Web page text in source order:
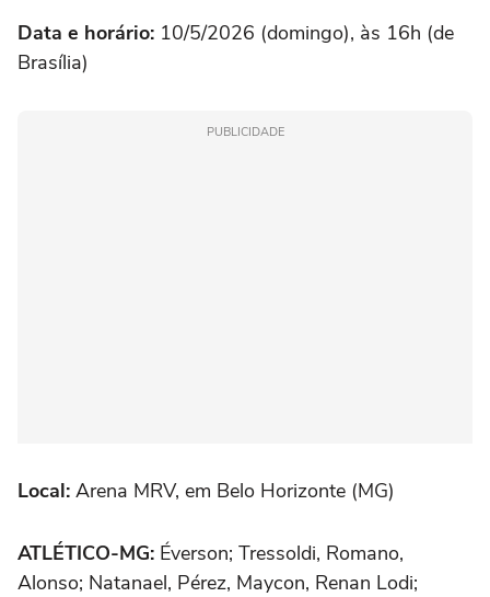
Data e horário: 10/5/2026 (domingo), às 16h (de
Brasília)
PUBLICIDADE
Local: Arena MRV, em Belo Horizonte (MG)
ATLÉTICO-MG: Éverson; Tressoldi, Romano,
Alonso; Natanael, Pérez, Maycon, Renan Lodi;